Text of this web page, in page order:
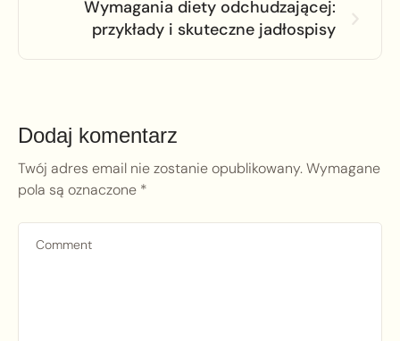
Wymagania diety odchudzającej:
przykłady i skuteczne jadłospisy
Dodaj komentarz
Twój adres email nie zostanie opublikowany.Wymagane
pola są oznaczone *